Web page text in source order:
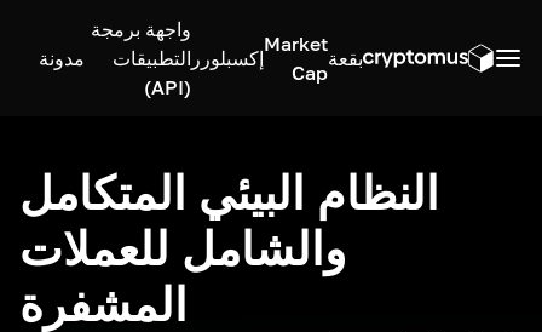
بقعة
Market
Cap
إكسبلورر
واجهة برمجة
التطبيقات
(API)
مدونة
النظام البيئي المتكامل
والشامل للعملات
المشفرة